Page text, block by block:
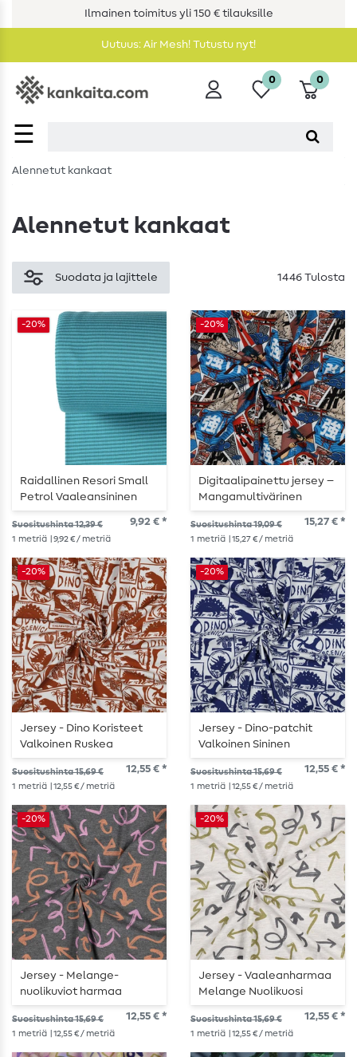
Ilmainen toimitus yli 150 € tilauksille
Uutuus: Air Mesh! Tutustu nyt!
☰
0 0
Alennetut kankaat
Alennetut kankaat
Suodata ja lajittele 1446 Tulosta
-20%
Raidallinen Resori Small
Petrol Vaaleansininen
Suositushinta 12,39 € 9,92 € *
1 metriä | 9,92 € / metriä
-20%
Digitaalipainettu jersey –
Mangamultivärinen
Suositushinta 19,09 € 15,27 € *
1 metriä | 15,27 € / metriä
-20%
Jersey - Dino Koristeet
Valkoinen Ruskea
Suositushinta 15,69 € 12,55 € *
1 metriä | 12,55 € / metriä
-20%
Jersey - Dino-patchit
Valkoinen Sininen
Suositushinta 15,69 € 12,55 € *
1 metriä | 12,55 € / metriä
-20%
Jersey - Melange-
nuolikuviot harmaa
Suositushinta 15,69 € 12,55 € *
1 metriä | 12,55 € / metriä
-20%
Jersey - Vaaleanharmaa
Melange Nuolikuosi
Suositushinta 15,69 € 12,55 € *
1 metriä | 12,55 € / metriä